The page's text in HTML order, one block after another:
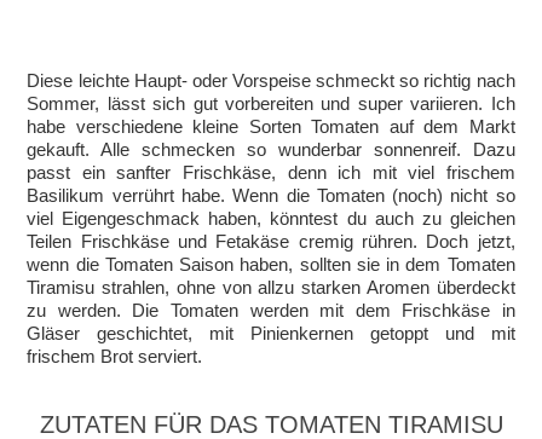
Diese leichte Haupt- oder Vorspeise schmeckt so richtig nach
Sommer, lässt sich gut vorbereiten und super variieren. Ich
habe verschiedene kleine Sorten Tomaten auf dem Markt
gekauft. Alle schmecken so wunderbar sonnenreif. Dazu
passt ein sanfter Frischkäse, denn ich mit viel frischem
Basilikum verrührt habe. Wenn die Tomaten (noch) nicht so
viel Eigengeschmack haben, könntest du auch zu gleichen
Teilen Frischkäse und Fetakäse cremig rühren. Doch jetzt,
wenn die Tomaten Saison haben, sollten sie in dem Tomaten
Tiramisu strahlen, ohne von allzu starken Aromen überdeckt
zu werden. Die Tomaten werden mit dem Frischkäse in
Gläser geschichtet, mit Pinienkernen getoppt und mit
frischem Brot serviert.
ZUTATEN FÜR DAS TOMATEN TIRAMISU